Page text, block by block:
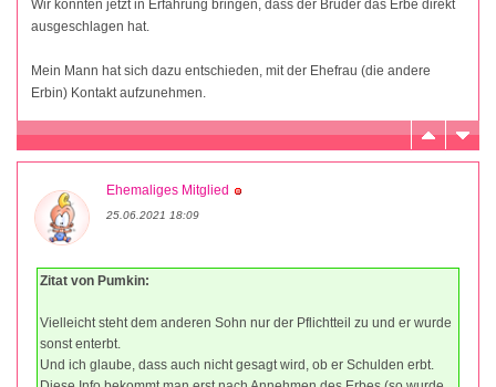
Wir konnten jetzt in Erfahrung bringen, dass der Bruder das Erbe direkt
ausgeschlagen hat.
Mein Mann hat sich dazu entschieden, mit der Ehefrau (die andere
Erbin) Kontakt aufzunehmen.
Ehemaliges Mitglied
25.06.2021 18:09
Zitat von Pumkin:
Vielleicht steht dem anderen Sohn nur der Pflichtteil zu und er wurde
sonst enterbt.
Und ich glaube, dass auch nicht gesagt wird, ob er Schulden erbt.